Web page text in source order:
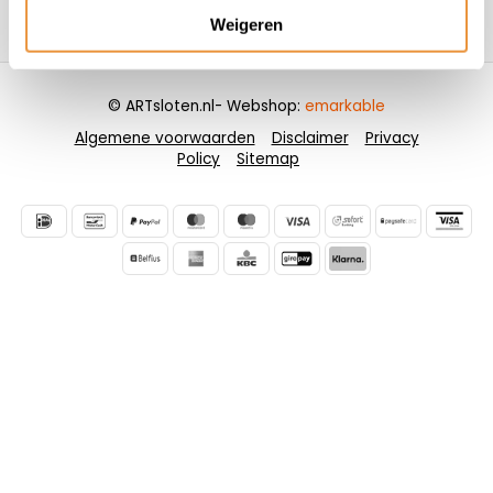
Weigeren
Contactgegevens
Algemene voorwaarden Disclaimer
Privacy
Policy
Sitemap
© ARTsloten.nl- Webshop: emarkable